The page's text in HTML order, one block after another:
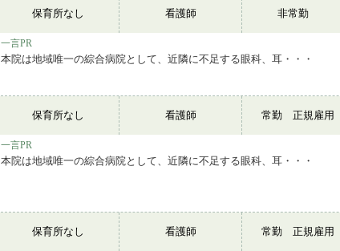
保育所なし 看護師 非常勤
一言PR
本院は地域唯一の綜合病院として、近隣に不足する眼科、耳・・・
保育所なし 看護師 常勤 正規雇用
一言PR
本院は地域唯一の綜合病院として、近隣に不足する眼科、耳・・・
保育所なし 看護師 常勤 正規雇用